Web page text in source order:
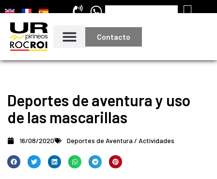
Contacto
Deportes de aventura y uso
de las mascarillas
16/08/2020 Deportes de Aventura / Actividades